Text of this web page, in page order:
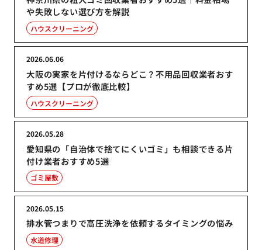
や失敗しない選び方を解説
ハウスクリーニング
大阪の実家を片付けるならどこ？不用品回収業者おす
すめ5選【プロが徹底比較】
2026.06.06
ハウスクリーニング
愛知県の「自治体で捨てにくいゴミ」も相談できる片
付け業者おすすめ5選
2026.05.28
ゴミ屋敷
排水管つまりで高圧洗浄を依頼するタイミングの悩み
2026.05.15
水道修理